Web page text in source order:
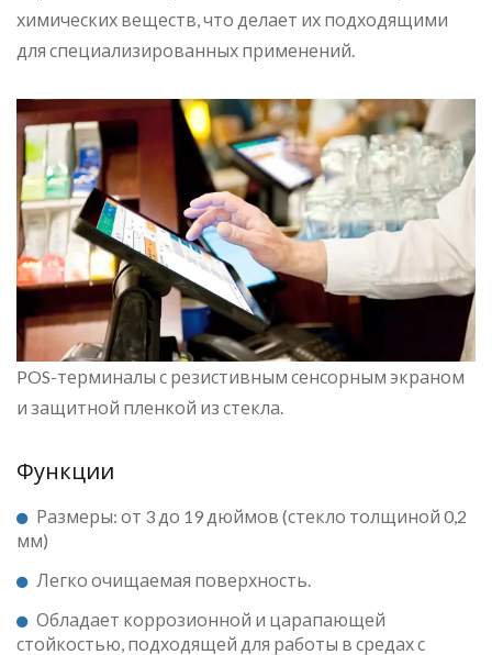
химических веществ, что делает их подходящими
для специализированных применений.
POS-терминалы с резистивным сенсорным экраном
и защитной пленкой из стекла.
Функции
Размеры: от 3 до 19 дюймов (стекло толщиной 0,2
мм)
Легко очищаемая поверхность.
Обладает коррозионной и царапающей
стойкостью, подходящей для работы в средах с